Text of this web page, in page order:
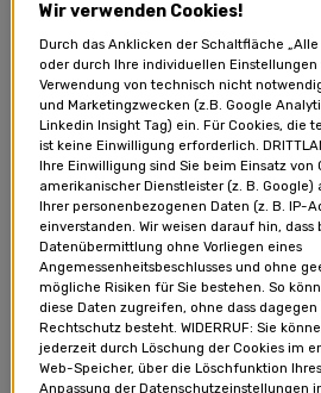
ändern, werden wir dies auf
einer überarbeiteten Fassung
Datenschutz
STRENG
Diese Cookies sind zur
erforderlich und können in
deaktiviert werden. In der Regel
nur als Reaktion auf von
Wir verwenden Cookies!
Durch das Anklicken der Schaltfläche
oder durch Ihre individuellen
Verwendung von technisch nicht
und Marketingzwecken (z.B. Google
Linkedin Insight Tag) ein. Für Cookies, die
ist keine Einwilligung erforderlich.
Ihre Einwilligung sind Sie beim Einsatz von
amerikanischer Dienstleister (z. B.
Ihrer personenbezogenen Daten (z. B. IP-
einverstanden. Wir weisen darauf hin, dass
Datenübermittlung ohne Vorliegen eines
Angemessenheitsbeschlusses und ohne
mögliche Risiken für Sie bestehen. So
diese Daten zugreifen, ohne dass
Rechtschutz besteht. WIDERRUF: Sie
jederzeit durch Löschung der Cookies im
Web-Speicher, über die Löschfunktion
Anpassung der Datenschutzeinstellungen